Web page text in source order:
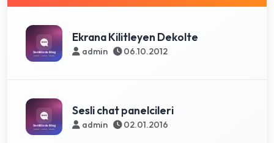
Ekrana Kilitleyen Dekolte
admin 06.10.2012
Sesli chat panelcileri
admin 02.01.2016